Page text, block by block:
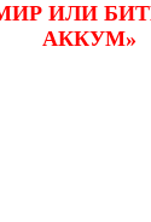
ИЛИ
АККУМ»